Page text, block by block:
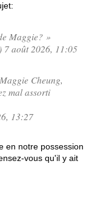
Maggie? »
7 août 2026, 11:05
Cheung,
mal assorti
13:27
en notre possession
vous qu'il y ait